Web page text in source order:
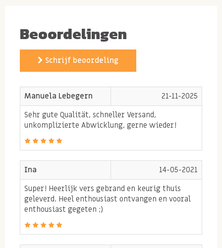
vet)
Ongezouten vers gebrande pistachenoten
Gepelde pistachenoten naturel
Pistache biologisch puur
Allergenen:
Bevat NOTEN
PINDA'SenSESAM.
Beoordelingen
Schrijf beoordeling
Manuela Lebegern
21-11-2025
Sehr gute Qualität, schneller Versand,
unkomplizierte Abwicklung, gerne wieder!
Ina
14-05-2021
Super! Heerlijk vers gebrand en keurig thuis
geleverd. Heel enthousiast ontvangen en vooral
enthousiast gegeten ;)